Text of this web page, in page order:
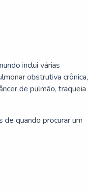
inclui várias
obstrutiva crônica,
de pulmão, traqueia
quando procurar um